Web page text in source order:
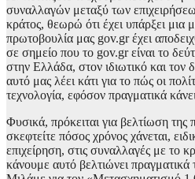
συναλλαγών μεταξύ των
κράτος, θεωρώ ότι έχει υπάρξει μια
πρωτοβουλία μας gov.gr έχει
σε σημείο που το gov.gr είναι το
στην Ελλάδα, στον ιδιωτικό και τον
αυτό μας λέει κάτι για το πώς οι
τεχνολογία, εφόσον πραγματικά
Φυσικά, πρόκειται για βελτίωση της
σκεφτείτε πόσος χρόνος χάνεται,
επιχείρηση, στις συναλλαγές με το
κάνουμε αυτό βελτιώνει